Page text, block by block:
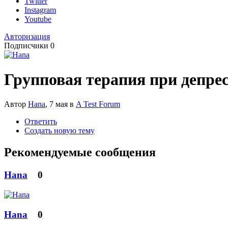
Instagram
Youtube
Авторизация
Подписчики 0
Групповая терапия при
Автор Hana, 7 мая в A Test Forum
Ответить
Создать новую тему
Рекомендуемые сообщения
Hana 0
Hana 0